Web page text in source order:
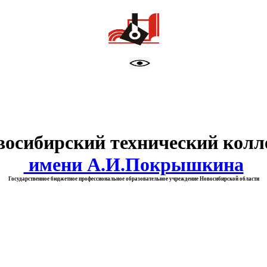
технический
имени А.И.Покрышкина
Государственное бюджетное профессиональное образовательное учреждение Новосибирской области